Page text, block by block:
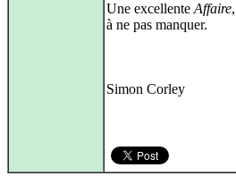
Une excellente Affaire
à ne pas manquer.
Simon Corley